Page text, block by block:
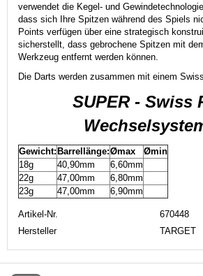
verwendet die Kegel- und
dass sich Ihre Spitzen während des Spiels
Points verfügen über eine strategisch
sicherstellt, dass gebrochene Spitzen mit
Werkzeug entfernt werden können.
Die Darts werden zusammen mit einem
SUPER - Swiss
Gewicht:Barrellänge:Ømax
Ømin
18g
40,90mm
6,60mm
22g
47,00mm
6,80mm
23g
47,00mm 6,90mm
Artikel-Nr.
670448
Hersteller
TARGET